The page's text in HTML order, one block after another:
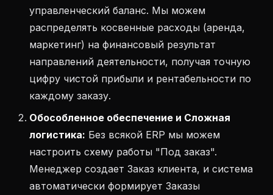
управленческий баланс. Мы можем
распределять косвенные расходы (аренда,
маркетинг) на финансовый результат
направлений деятельности, получая точную
цифру чистой прибыли и рентабельности по
каждому заказу.
Обособленное обеспечение и Сложная
логистика: Без всякой ERP мы можем
настроить схему работы "Под заказ".
Менеджер создает Заказ клиента, и система
автоматически формирует Заказы